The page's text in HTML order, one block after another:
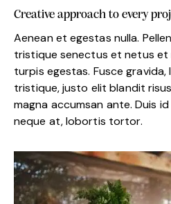
Creative approach to every
Aenean et egestas nulla.
tristique senectus et netus et
turpis egestas. Fusce gravida,
tristique, justo elit blandit
magna accumsan ante. Duis
neque at, lobortis tortor.